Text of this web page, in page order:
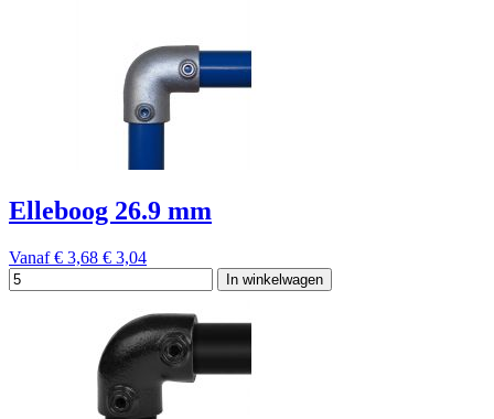
Elleboog 26.9 mm
Vanaf € 3,68 € 3,04
In winkelwagen